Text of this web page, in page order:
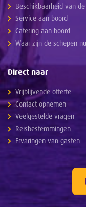
Beschikbaarheid van
Service aan boord
Catering aan boord
Waar zijn de schepen nu
Direct naar
Vrijblijvende offerte
Contact opnemen
Veelgestelde vragen
Reisbestemmingen
Ervaringen van gasten